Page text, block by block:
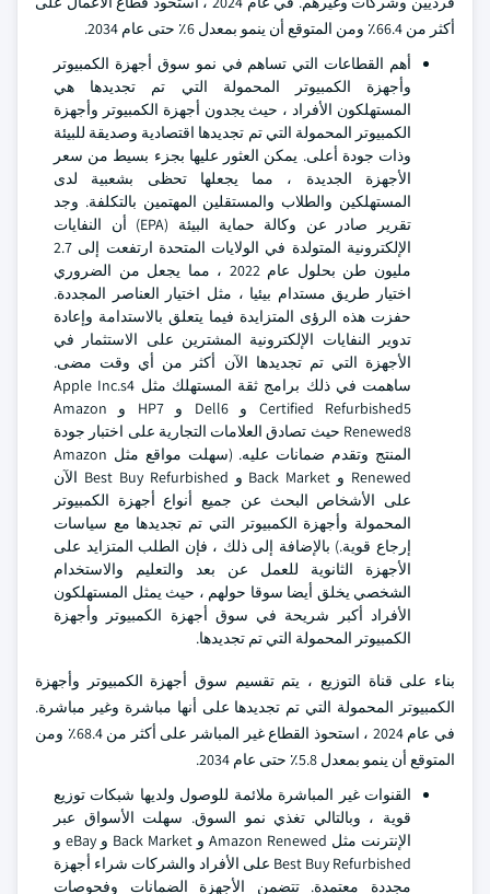
أكثر من 66.4٪ ومن المتوقع أن ينمو بمعدل 6٪ حتى عام 2034.
أهم القطاعات التي تساهم في نمو سوق أجهزة الكمبيوتر
وأجهزة الكمبيوتر المحمولة التي تم تجديدها هي
المستهلكون الأفراد ، حيث يجدون أجهزة الكمبيوتر وأجهزة
الكمبيوتر المحمولة التي تم تجديدها اقتصادية وصديقة للبيئة
وذات جودة أعلى. يمكن العثور عليها بجزء بسيط من سعر
الأجهزة الجديدة ، مما يجعلها تحظى بشعبية لدى
المستهلكين والطلاب والمستقلين المهتمين بالتكلفة. وجد
تقرير صادر عن وكالة حماية البيئة (EPA) أن النفايات
الإلكترونية المتولدة في الولايات المتحدة ارتفعت إلى 2.7
مليون طن بحلول عام 2022 ، مما يجعل من الضروري
اختيار طريق مستدام بيئيا ، مثل اختيار العناصر المجددة.
حفزت هذه الرؤى المتزايدة فيما يتعلق بالاستدامة وإعادة
تدوير النفايات الإلكترونية المشترين على الاستثمار في
الأجهزة التي تم تجديدها الآن أكثر من أي وقت مضى.
ساهمت في ذلك برامج ثقة المستهلك مثل Apple Inc.s4
Certified Refurbished5 و Dell6 و HP7 و Amazon
Renewed8 حيث تصادق العلامات التجارية على اختبار جودة
المنتج وتقدم ضمانات عليه. (سهلت مواقع مثل Amazon
Renewed و Back Market و Best Buy Refurbished الآن
على الأشخاص البحث عن جميع أنواع أجهزة الكمبيوتر
المحمولة وأجهزة الكمبيوتر التي تم تجديدها مع سياسات
إرجاع قوية.) بالإضافة إلى ذلك ، فإن الطلب المتزايد على
الأجهزة الثانوية للعمل عن بعد والتعليم والاستخدام
الشخصي يخلق أيضا سوقا حولهم ، حيث يمثل المستهلكون
الأفراد أكبر شريحة في سوق أجهزة الكمبيوتر وأجهزة
الكمبيوتر المحمولة التي تم تجديدها.
بناء على قناة التوزيع ، يتم تقسيم سوق أجهزة الكمبيوتر وأجهزة
الكمبيوتر المحمولة التي تم تجديدها على أنها مباشرة وغير مباشرة.
في عام 2024 ، استحوذ القطاع غير المباشر على أكثر من 68.4٪ ومن
المتوقع أن ينمو بمعدل 5.8٪ حتى عام 2034.
القنوات غير المباشرة ملائمة للوصول ولديها شبكات توزيع
قوية ، وبالتالي تغذي نمو السوق. سهلت الأسواق عبر
الإنترنت مثل Amazon Renewed و Back Market و eBay و
Best Buy Refurbished على الأفراد والشركات شراء أجهزة
مجددة معتمدة. تتضمن الأجهزة الضمانات وفحوصات